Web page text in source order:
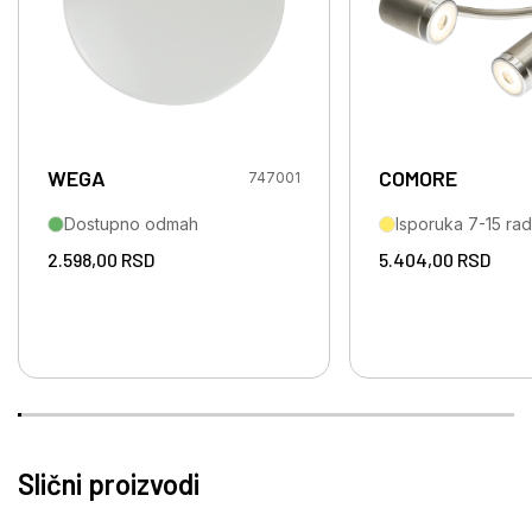
WEGA 747001
Dostupno odmah
2.598,00 RSD
COMORE
Isporuka 7-15
5.404,00 RSD
Slični proizvodi